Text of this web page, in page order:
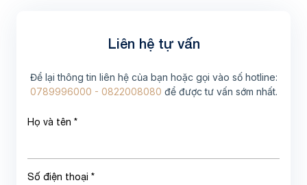
Liên hệ tự vấn
Để lại thông tin liên hệ của bạn hoặc gọi vào số hotline:
0789996000 - 0822008080 để được tư vấn sớm nhất.
Họ và tên *
Số điện thoại *